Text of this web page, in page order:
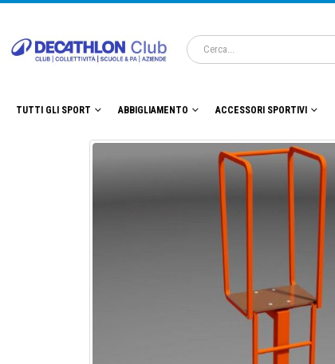
TUTTI GLI SPORT ABBIGLIAMENTO ACCESSORI SPORTIVI